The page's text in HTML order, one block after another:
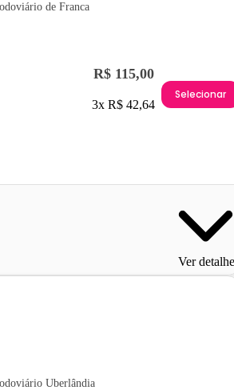
de Franca
R$ 115,00
3x R$ 42,64
Selecionar
Ver
Uberlândia